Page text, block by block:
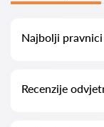
Najbolji
informacijama.
Recenzije